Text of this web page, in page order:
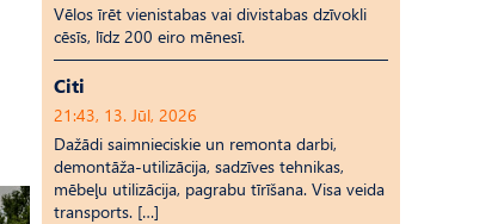
Vēlos īrēt vienistabas vai divistabas dzīvokli
cēsīs, līdz 200 eiro mēnesī.
Citi
21:43, 13. Jūl, 2026
Dažādi saimnieciskie un remonta darbi,
demontāža-utilizācija, sadzīves tehnikas,
mēbeļu utilizācija, pagrabu tīrīšana. Visa veida
transports. […]